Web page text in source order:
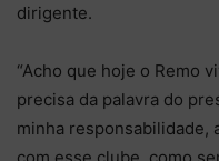
dirigente.
“Acho que hoje o Remo
precisa da palavra do
minha responsabilidade,